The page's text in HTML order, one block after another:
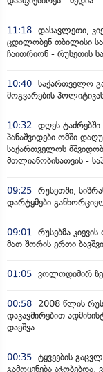
11:18 დასავლეთი,
ცდილობენ თბილისი
ჩაითრიონ - რუსეთის
10:40 საქართველო
მოგვარების
10:32
დღეს
პანაშვიდები ომში
საქართველოს
მთლიანობისათვის -
09:25 რუსეთში,
დარტყმები
09:01
რუსებმა
მათ შორის ერთი ბავშვი
01:05 ვოლოდიმირ
00:58
2008 წლის
დაკავშირებით
დაეშვა
00:35 ტყვეების
გამოყენება